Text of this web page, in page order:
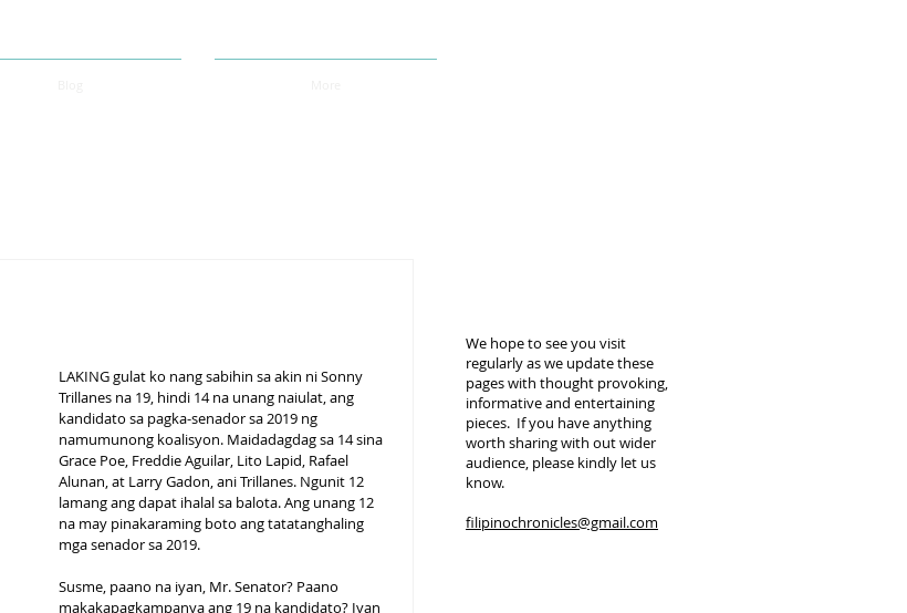
LAKING gulat ko nang sabihin sa akin ni Sonny
Trillanes na 19, hindi 14 na unang naiulat, ang
kandidato sa pagka-senador sa 2019 ng
namumunong koalisyon. Maidadagdag sa 14 sina
Grace Poe, Freddie Aguilar, Lito Lapid, Rafael
Alunan, at Larry Gadon, ani Trillanes. Ngunit 12
lamang ang dapat ihalal sa balota. Ang unang 12
na may pinakaraming boto ang tatatanghaling
mga senador sa 2019.
Susme, paano na iyan, Mr. Senator? Paano
makakapagkampanya ang 19 na kandidato? Iyan
We hope to see you visit
regularly as we update these
pages with thought provoking,
informative and entertaining
pieces. If you have anything
worth sharing with out wider
audience, please kindly let us
know.
filipinochronicles@gmail.com